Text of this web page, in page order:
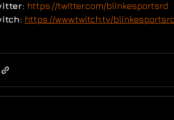
https://twitter.com/blinkesportsrd
https://www.twitch.tv/blinkesportsrd